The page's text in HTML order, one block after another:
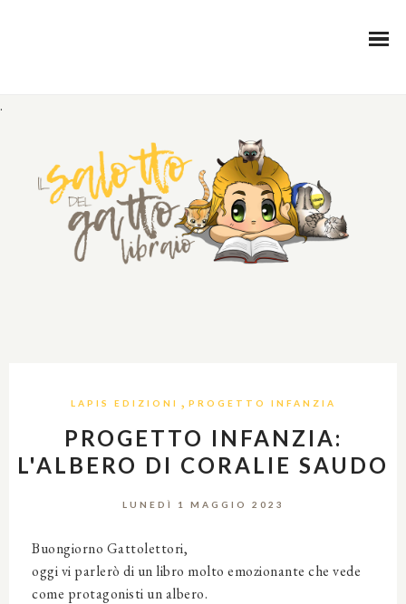
.
LAPIS EDIZIONI , PROGETTO INFANZIA
PROGETTO INFANZIA:
L'ALBERO DI CORALIE SAUDO
LUNEDÌ 1 MAGGIO 2023
Buongiorno Gattolettori,
oggi vi parlerò di un libro molto emozionante che vede
come protagonisti un albero.